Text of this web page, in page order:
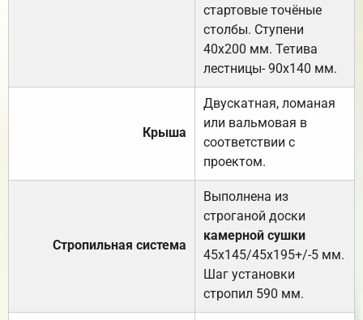
стартовые точёные
столбы. Ступени
40х200 мм. Тетива
лестницы- 90х140 мм.
Крыша
Двускатная, ломаная
или вальмовая в
соответствии с
проектом.
Стропильная система
Выполнена из
строганой доски
камерной сушки
45х145/45х195+/-5 мм.
Шаг установки
стропил 590 мм.